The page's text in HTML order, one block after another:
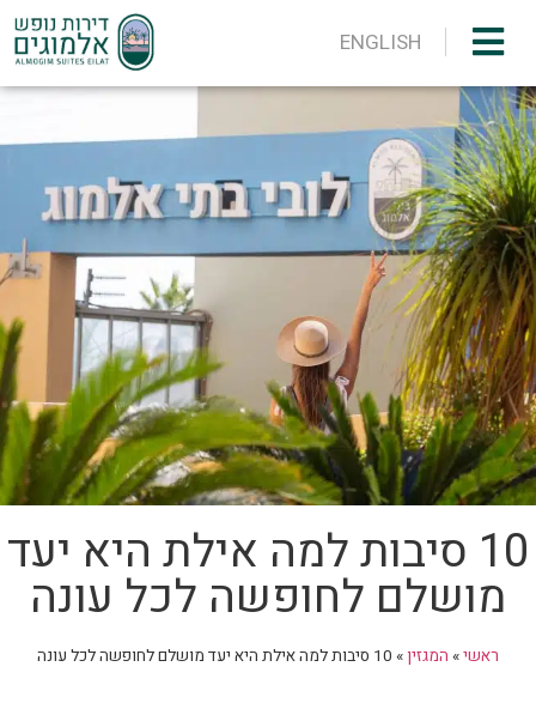
ENGLISH
10 סיבות למה אילת היא יעד
מושלם לחופשה לכל עונה
ראשי» המגזין» 10 סיבות למה אילת היא יעד מושלם לחופשה לכל עונה